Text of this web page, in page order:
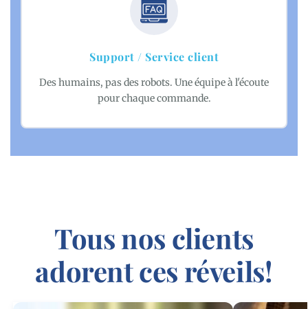
Support / Service client
Des humains, pas des robots. Une équipe à l'écoute
pour chaque commande.
Tous nos clients
adorent ces réveils!